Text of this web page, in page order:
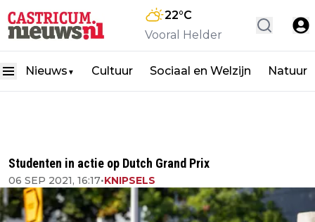
22°C
Vooral Helder
Nieuws ▼ Cultuur Sociaal en Welzijn Natuur
Studenten in actie op Dutch Grand Prix
06 SEP 2021, 16:17•KNIPSELS